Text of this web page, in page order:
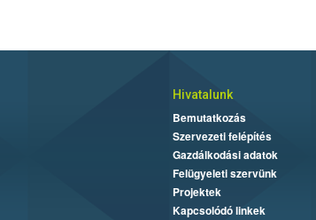
Hivatalunk
Bemutatkozás
Szervezeti felépítés
Gazdálkodási adatok
Felügyeleti szervünk
Projektek
Kapcsolódó linkek